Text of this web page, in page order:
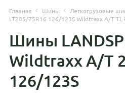
Главная Шины
Легкогрузовые
LT285/75R16 126/123S Wildtraxx A/T TL
Шины
Wildtraxx A/T
126/123S